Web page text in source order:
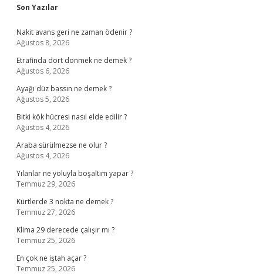
Sidebar
Son Yazılar
Nakit avans geri ne zaman ödenir ?
Ağustos 8, 2026
Etrafinda dort donmek ne demek ?
Ağustos 6, 2026
Ayağı düz bassın ne demek ?
Ağustos 5, 2026
Bitki kök hücresi nasıl elde edilir ?
Ağustos 4, 2026
Araba sürülmezse ne olur ?
Ağustos 4, 2026
Yılanlar ne yoluyla boşaltım yapar ?
Temmuz 29, 2026
Kürtlerde 3 nokta ne demek ?
Temmuz 27, 2026
Klima 29 derecede çalışır mı ?
Temmuz 25, 2026
En çok ne iştah açar ?
Temmuz 25, 2026